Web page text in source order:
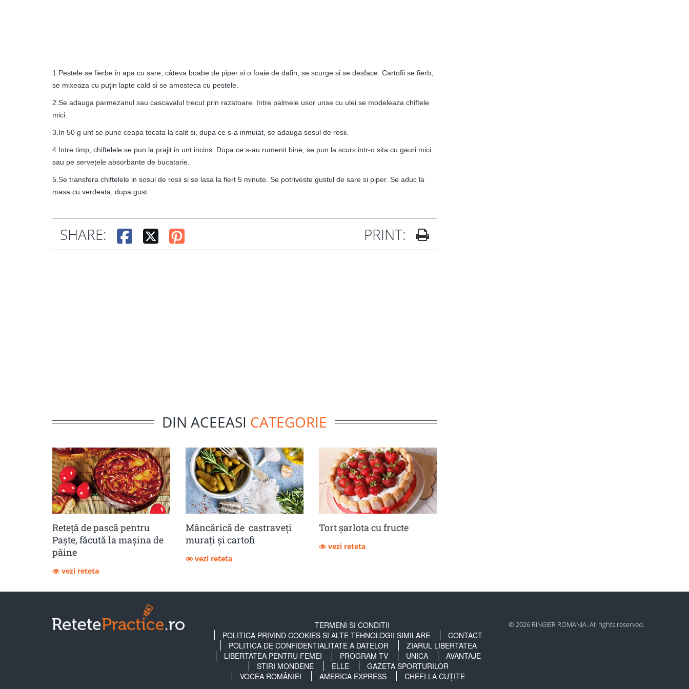
1.Pestele se fierbe in apa cu sare, câteva boabe de piper si o foaie de dafin, se scurge si se desface. Cartofii se fierb,
se mixeaza cu puţin lapte cald si se amesteca cu pestele.
2.Se adauga parmezanul sau cascavalul trecut prin razatoare. Intre palmele usor unse cu ulei se modeleaza chiftele
mici.
3.In 50 g unt se pune ceapa tocata la calit si, dupa ce s-a inmuiat, se adauga sosul de rosii.
4.Intre timp, chiftelele se pun la prajit in unt incins. Dupa ce s-au rumenit bine, se pun la scurs intr-o sita cu gauri mici
sau pe servețele absorbante de bucatarie.
5.Se transfera chiftelele in sosul de rosii si se lasa la fiert 5 minute. Se potriveste gustul de sare si piper. Se aduc la
masa cu verdeata, dupa gust.
SHARE: PRINT:
DIN ACEEASI CATEGORIE
Reteță de pască pentru
Paște, făcută la mașina de
pâine
vezi reteta
Mâncărică de castraveţi
muraţi şi cartofi
vezi reteta
Tort șarlota cu fructe
vezi reteta
TERMENI SI CONDITII
POLITICA PRIVIND COOKIES SI ALTE TEHNOLOGII SIMILARE
CONTACT
POLITICA DE CONFIDENTIALITATE A DATELOR
ZIARUL LIBERTATEA
LIBERTATEA PENTRU FEMEI
PROGRAM TV UNICA
AVANTAJE
STIRI MONDENE
ELLE
GAZETA SPORTURILOR
VOCEA ROMÂNIEI
AMERICA EXPRESS CHEFI LA CUȚITE
© 2026 RINGIER ROMANIA. All rights reserved.